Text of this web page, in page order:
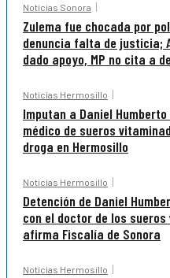
Noticias Sonora
Zulema fue chocada por
denuncia falta de justicia;
dado apoyo, MP no cita a
Noticias Hermosillo
Imputan a Daniel Humberto
médico de sueros
droga en Hermosillo
Noticias Hermosillo
Detención de Daniel
con el doctor de los
afirma Fiscalía de Sonora
Noticias Hermosillo